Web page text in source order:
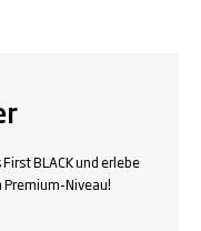
BLACK und erlebe
Niveau!